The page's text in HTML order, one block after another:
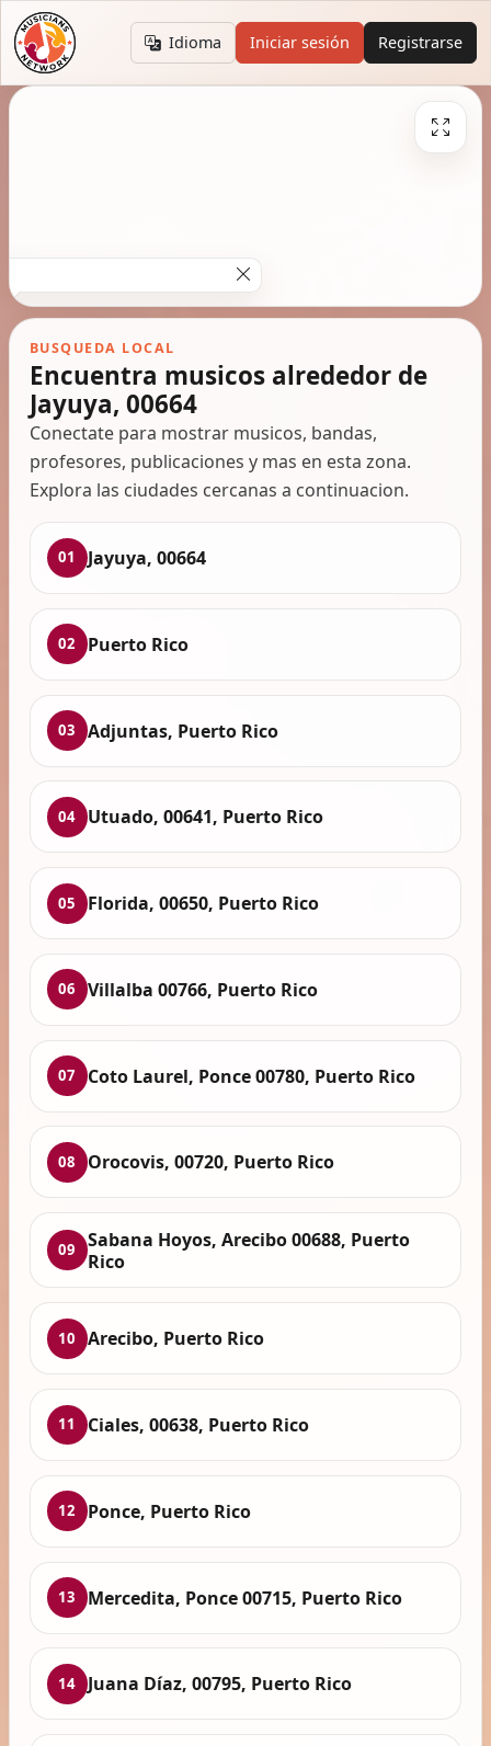
Idioma Iniciar sesión Registrarse
BUSQUEDA LOCAL
Encuentra musicos alrededor de
Jayuya, 00664
Conectate para mostrar musicos, bandas,
profesores, publicaciones y mas en esta zona.
Explora las ciudades cercanas a continuacion.
01 Jayuya, 00664
02 Puerto Rico
03 Adjuntas, Puerto Rico
04 Utuado, 00641, Puerto Rico
05 Florida, 00650, Puerto Rico
06 Villalba 00766, Puerto Rico
07 Coto Laurel, Ponce 00780, Puerto Rico
08 Orocovis, 00720, Puerto Rico
09
Sabana Hoyos, Arecibo 00688, Puerto
Rico
10 Arecibo, Puerto Rico
11 Ciales, 00638, Puerto Rico
12 Ponce, Puerto Rico
13 Mercedita, Ponce 00715, Puerto Rico
14 Juana Díaz, 00795, Puerto Rico